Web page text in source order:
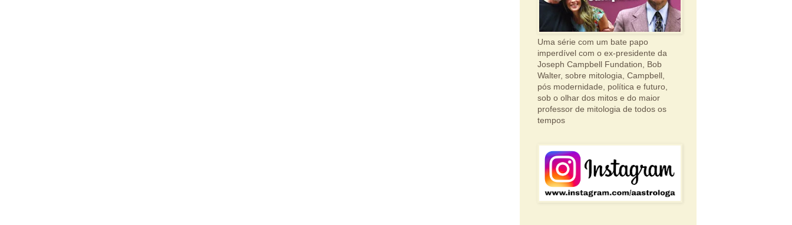
Uma série com um bate papo
imperdível com o ex-presidente da
Joseph Campbell Fundation, Bob
Walter, sobre mitologia, Campbell,
pós modernidade, política e futuro,
sob o olhar dos mitos e do maior
professor de mitologia de todos os
tempos